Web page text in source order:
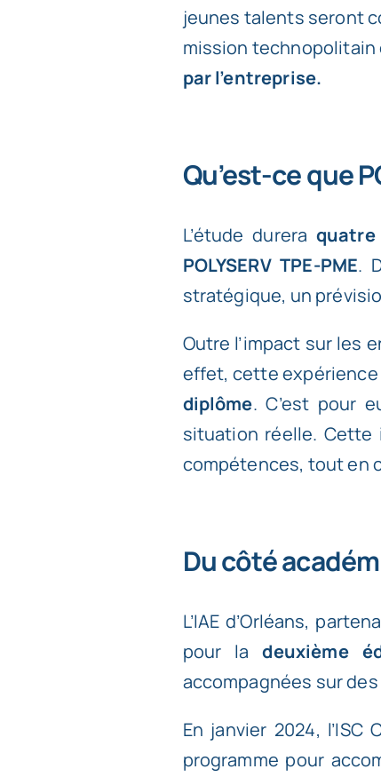
jeunes talents seront
mission technopolitain
par l’entreprise.
Qu’est-ce que
L’étude durera
POLYSERV TPE-PME.
stratégique, un
Outre l’impact sur les
effet, cette expérience
diplôme. C’est pour
situation réelle. Cette
compétences, tout en
Du côté
L’IAE d’Orléans,
pour ladeuxième
accompagnées sur
En janvier 2024, l’ISC
programme pour